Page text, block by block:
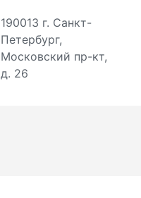
190013 г. Санкт-
Петербург,
Московский пр-кт,
д. 26